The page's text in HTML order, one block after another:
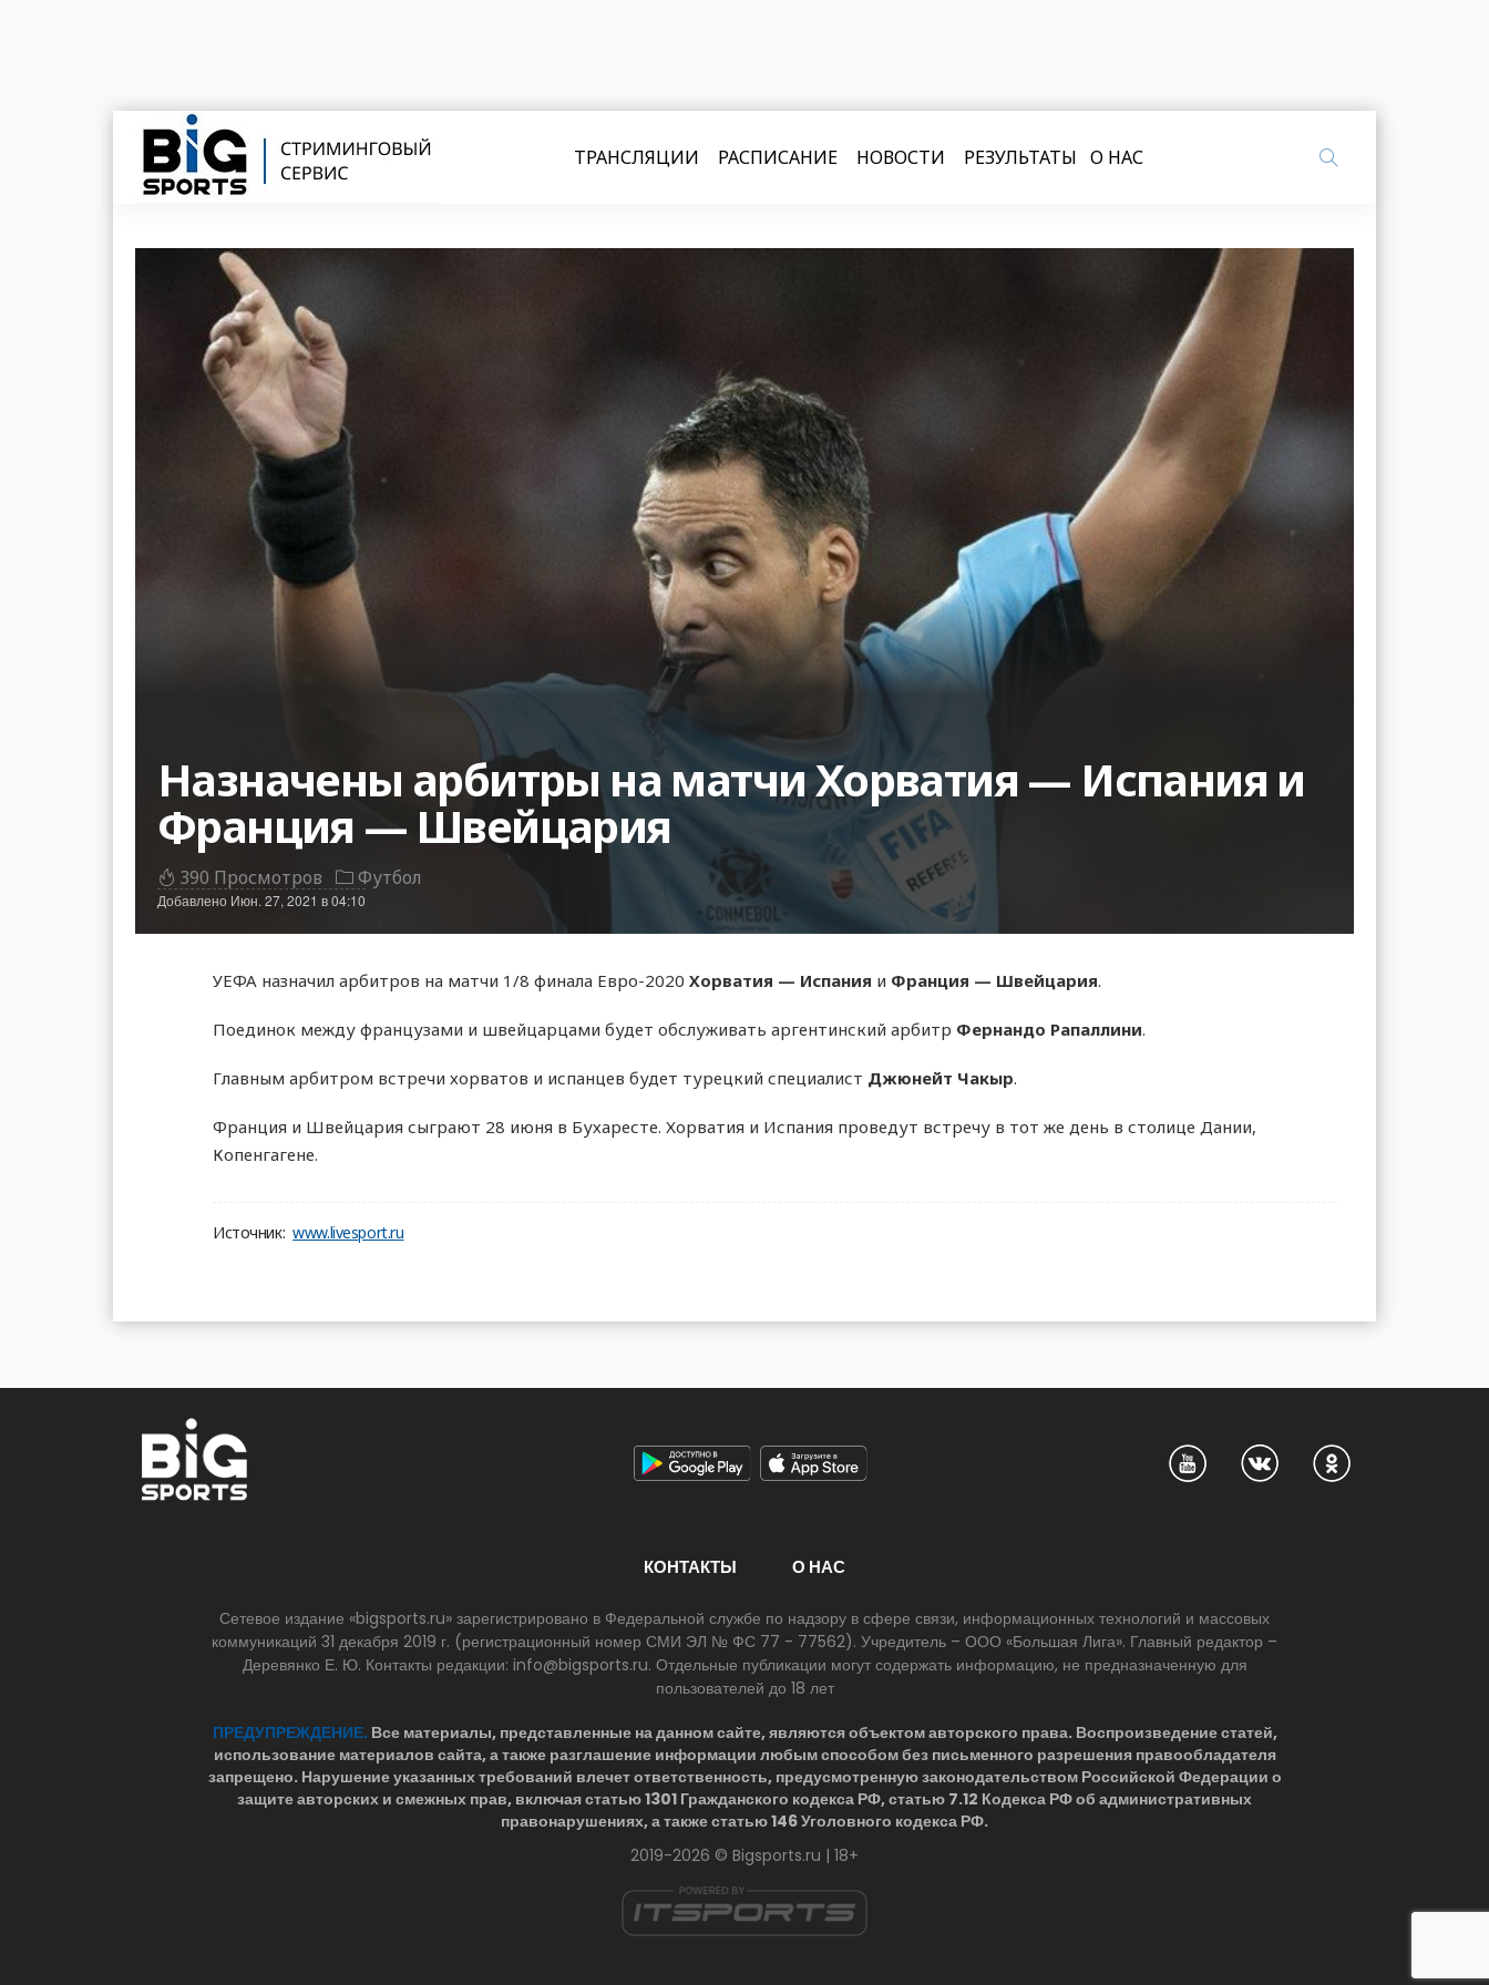
ТРАНСЛЯЦИИ РАСПИСАНИЕ НОВОСТИ РЕЗУЛЬТАТЫ О НАС
Назначены арбитры на матчи Хорватия — Испания и
Франция — Швейцария
390 Просмотров Футбол
Добавлено Июн. 27, 2021 в 04:10
УЕФА назначил арбитров на матчи 1/8 финала Евро-2020 Хорватия — Испания и Франция — Швейцария.
Поединок между французами и швейцарцами будет обслуживать аргентинский арбитр Фернандо Рапаллини.
Главным арбитром встречи хорватов и испанцев будет турецкий специалист Джюнейт Чакыр.
Франция и Швейцария сыграют 28 июня в Бухаресте. Хорватия и Испания проведут встречу в тот же день в столице Дании,
Копенгагене.
Источник: www.livesport.ru
КОНТАКТЫ О НАС
Сетевое издание «bigsports.ru» зарегистрировано в Федеральной службе по надзору в сфере связи, информационных технологий и массовых
коммуникаций 31 декабря 2019 г. (регистрационный номер СМИ ЭЛ № ФС 77 - 77562). Учредитель – ООО «Большая Лига». Главный редактор –
Деревянко Е. Ю. Контакты редакции: info@bigsports.ru. Отдельные публикации могут содержать информацию, не предназначенную для
пользователей до 18 лет
ПРЕДУПРЕЖДЕНИЕ.Все материалы, представленные на данном сайте, являются объектом авторского права. Воспроизведение статей,
использование материалов сайта, а также разглашение информации любым способом без письменного разрешения правообладателя
запрещено. Нарушение указанных требований влечет ответственность, предусмотренную законодательством Российской Федерации о
защите авторских и смежных прав, включая статью 1301 Гражданского кодекса РФ, статью 7.12 Кодекса РФ об административных
правонарушениях, а также статью 146 Уголовного кодекса РФ.
2019-2026 © Bigsports.ru | 18+